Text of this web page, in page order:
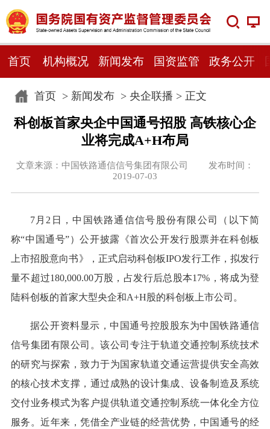
首页 机构概况 新闻发布 国资监管 政务公开
首页> 新闻发布> 央企联播 > 正文
科创板首家央企中国通号招股 高铁核心企
业将完成A+H布局
文章来源：中国铁路通信信号集团有限公司 发布时间：
2019-07-03
7月2日，中国铁路通信信号股份有限公司（以下简
称“中国通号”）公开披露《首次公开发行股票并在科创板
上市招股意向书》，正式启动科创板IPO发行工作，拟发行
量不超过180,000.00万股，占发行后总股本17%，将成为登
陆科创板的首家大型央企和A+H股的科创板上市公司。
据公开资料显示，中国通号控股股东为中国铁路通信
信号集团有限公司。该公司专注于轨道交通控制系统技术
的研究与探索，致力于为国家轨道交通运营提供安全高效
的核心技术支撑，通过成熟的设计集成、设备制造及系统
交付业务模式为客户提供轨道交通控制系统一体化全方位
服务。近年来，凭借全产业链的经营优势，中国通号的经